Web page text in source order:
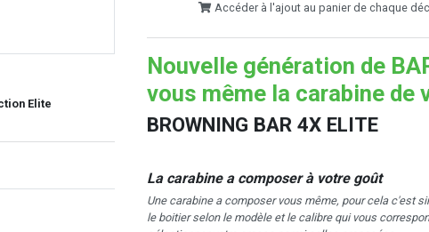
Elite
Accéder à l'ajout au panier de chaque
Nouvelle génération de
vous même la carabine de
BROWNING BAR 4X ELITE
La carabine a composer à votre goût
Une carabine a composer vous même, pour cela c'est
le boitier selon le modèle et le calibre qui vous